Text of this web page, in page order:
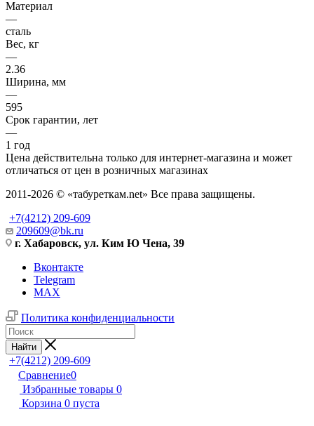
Материал
—
сталь
Вес, кг
—
2.36
Ширина, мм
—
595
Срок гарантии, лет
—
1 год
Цена действительна только для интернет-магазина и может
отличаться от цен в розничных магазинах
2011-2026 © «табуреткам.net» Все права защищены.
+7(4212) 209-609
209609@bk.ru
г. Хабаровск, ул. Ким Ю Чена, 39
Вконтакте
Telegram
MAX
Политика конфиденциальности
Найти
+7(4212) 209-609
Сравнение0
Избранные товары 0
Корзина 0 пуста